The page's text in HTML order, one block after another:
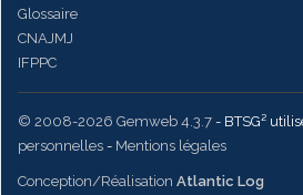
Glossaire
CNAJMJ
IFPPC
© 2008-2026 Gemweb 4.3.7 - BTSG²
personnelles - Mentions légales
Conception/Réalisation Atlantic Log